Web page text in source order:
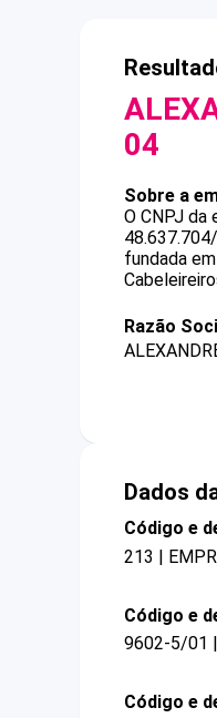
04
Sobre a
O CNPJ da
fundada
Razão
Dados
Código e
213 |
Código e
9602-5/01
Código e